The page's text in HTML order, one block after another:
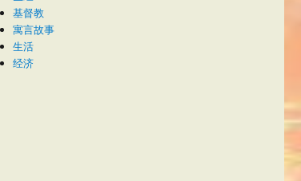
基督教
寓言故事
生活
经济